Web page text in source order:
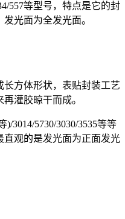
557等型号，特点是它的封
光面为全发光面。
方体形状，表贴封装工艺
灌胶晾干而成。
)/3014/5730/3030/3535等等
直观的是发光面为正面发光